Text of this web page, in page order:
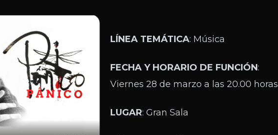
LÍNEA TEMÁTICA: Música
FECHA Y HORARIO DE FUNCIÓN:
Viernes 28 de marzo a las 20.00 horas
LUGAR: Gran Sala